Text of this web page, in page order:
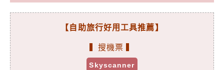
【自助旅行好用工具推薦】
▍搜機票 ▍
Skyscanner